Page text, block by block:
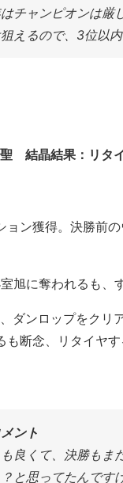
チャンピオンは厳
えるので、3位以
結晶結果：リタ
ョン獲得。決勝前
旭に奪われるも、
ダンロップをクリ
断念、リタイヤす
ント
良くて、決勝もま
と思ってたんです